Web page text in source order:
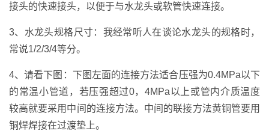
接头的快速接头，以便于与水龙头或软管快速连接。
3、水龙头规格尺寸：我经常听人在谈论水龙头的规格时，
常说1/2/3/4等分。
4、请看下图：下图左面的连接方法适合压强为0.4MPa以下
的常温小管道，若压强超过0，4MPa以上或管内介质温度
较高就要采用中间的连接方法。中间的联接方法黄铜管要用
铜焊焊接在过渡垫上。